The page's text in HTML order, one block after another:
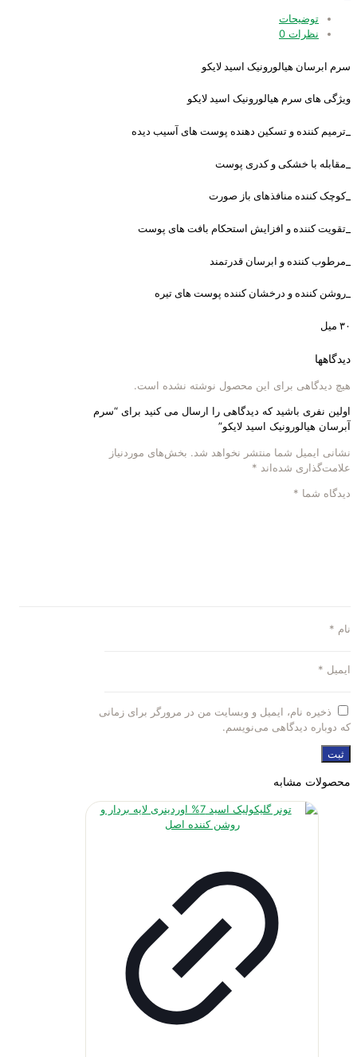
توضیحات
نظرات 0
سرم ابرسان هیالورونیک اسید لایکو
ویژگی های سرم هیالورونیک اسید لایکو
_ترمیم کننده و تسکین دهنده پوست های آسیب دیده
_مقابله با خشکی و کدری پوست
_کوچک کننده منافذهای باز صورت
_تقویت کننده و افزایش استحکام بافت های پوست
_مرطوب کننده و ابرسان قدرتمند
_روشن کننده و درخشان کننده پوست های تیره
۳۰ میل
دیدگاهها
هیچ دیدگاهی برای این محصول نوشته نشده است.
اولین نفری باشید که دیدگاهی را ارسال می کنید برای “سرم
آبرسان هیالورونیک اسید لایکو”
نشانی ایمیل شما منتشر نخواهد شد. بخش‌های موردنیاز
علامت‌گذاری شده‌اند *
دیدگاه شما *
نام *
ایمیل *
ذخیره نام، ایمیل و وبسایت من در مرورگر برای زمانی
که دوباره دیدگاهی می‌نویسم.
محصولات مشابه